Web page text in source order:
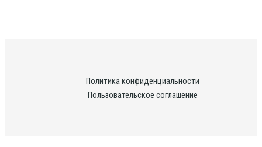
Политика конфиденциальности
Пользовательское соглашение